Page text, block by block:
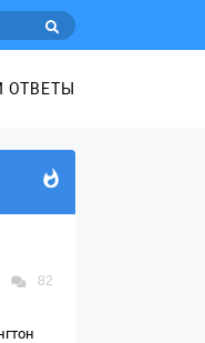
ОТВЕТЫ
82